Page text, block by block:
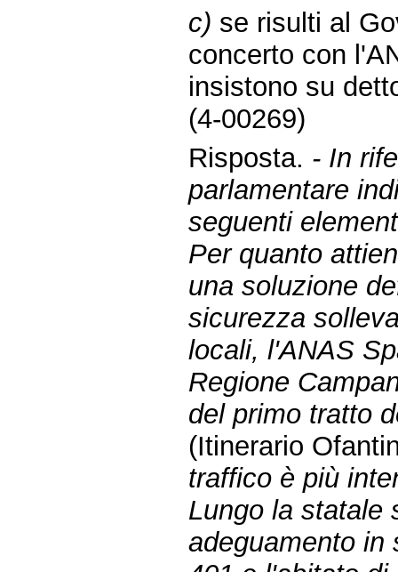
c) se risulti al
concerto con
insistono su
(4-00269)
Risposta. - In
parlamentare
seguenti
Per quanto
una soluzione
sicurezza
locali, l'ANAS
Regione
del primo tratto
(Itinerario
traffico è più
Lungo la statale
adeguamento in